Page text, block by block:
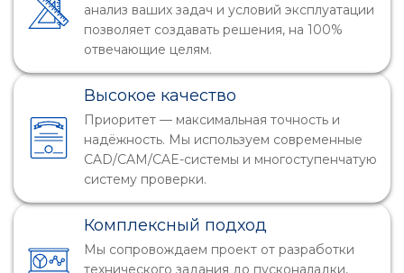
анализ ваших задач и условий эксплуатации
позволяет создавать решения, на 100%
отвечающие целям.
Высокое качество
Приоритет — максимальная точность и
надёжность. Мы используем современные
CAD/CAM/CAE-системы и многоступенчатую
систему проверки.
Комплексный подход
Мы сопровождаем проект от разработки